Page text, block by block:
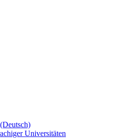
Universitäten